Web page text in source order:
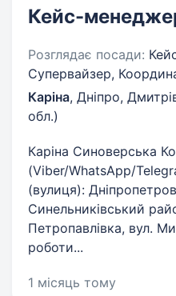
Кейс-
Розглядає посади:
Супервайзер,
Каріна, Дніпро,
обл.)
Каріна Синоверська
(Viber/WhatsApp/
(вулиця):
Синельниківський
Петропавлівка, вул.
роботи...
1 місяць тому